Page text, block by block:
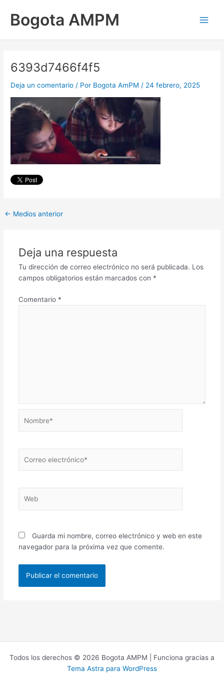
contenido
Bogota AMPM
6393d7466f4f5
Deja un comentario / Por Bogota AmPM / 24 febrero, 2025
← Medios anterior
Deja una respuesta
Tu dirección de correo electrónico no será publicada. Los
campos obligatorios están marcados con *
Comentario *
electrónico*
Guarda mi nombre, correo electrónico y web en este
navegador para la próxima vez que comente.
Todos los derechos © 2026 Bogota AMPM | Funciona gracias a
Tema Astra para WordPress